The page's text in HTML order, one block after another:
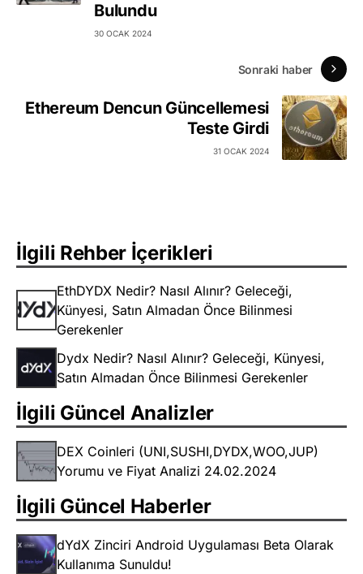
Bulundu
30 OCAK 2024
Sonraki haber
Ethereum Dencun Güncellemesi
Teste Girdi
31 OCAK 2024
İlgili Rehber İçerikleri
EthDYDX Nedir? Nasıl Alınır? Geleceği,
Künyesi, Satın Almadan Önce Bilinmesi
Gerekenler
Dydx Nedir? Nasıl Alınır? Geleceği, Künyesi,
Satın Almadan Önce Bilinmesi Gerekenler
İlgili Güncel Analizler
DEX Coinleri (UNI,SUSHI,DYDX,WOO,JUP)
Yorumu ve Fiyat Analizi 24.02.2024
İlgili Güncel Haberler
dYdX Zinciri Android Uygulaması Beta Olarak
Kullanıma Sunuldu!